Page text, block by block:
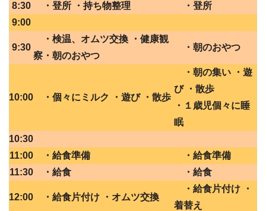
8:30
・登所 ・持ち物整理
・登所
9:00
9:30
・検温、オムツ交換 ・健康観
察・朝のおやつ
・朝のおやつ
10:00 ・個々にミルク ・遊び ・散歩
・朝の集い ・遊
び ・散歩
・１歳児個々に睡
眠
10:30
11:00 ・給食準備
・給食準備
11:30 ・給食 ・給食
12:00 ・給食片付け ・オムツ交換
・給食片付け ・
着替え